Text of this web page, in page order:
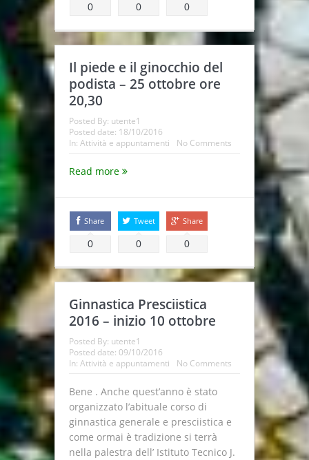
0 0 0
Il piede e il ginocchio del
podista – 25 ottobre ore
20,30
Posted By: utente1
Posted date: 18/10/2016
In: Attività e appuntamenti No Comments
Read more
Share
0
Tweet
0
Share
0
Ginnastica Presciistica
2016 – inizio 10 ottobre
Posted By: utente1
Posted date: 09/10/2016
In: Attività e appuntamenti No Comments
Bene . Anche quest’anno è stato
organizzato l’abituale corso di
ginnastica generale e presciistica e
come ormai è tradizione si terrà
nella palestra dell’ Istituto Tecnico J.